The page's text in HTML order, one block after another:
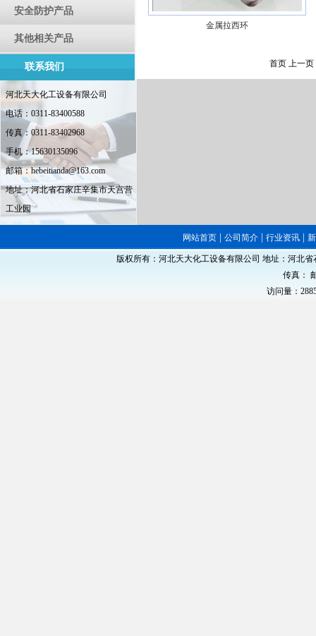
安全防护产品
其他相关产品
联系我们
河北天大化工设备有限公司
电话：0311-83400588
传真：0311-83402968
手机：15630135096
邮箱：hebeitianda@163.com
地址：河北省石家庄辛集市天宫营
工业园
金属拉西环
首页 上一页
网站首页 |公司简介 |行业资讯 |
版权所有：河北天大化工设备有限公司 地址：河北
传真：
访问量：